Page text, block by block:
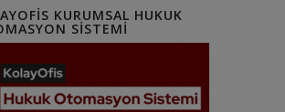
KURUMSAL HUKUK
SISTEMI